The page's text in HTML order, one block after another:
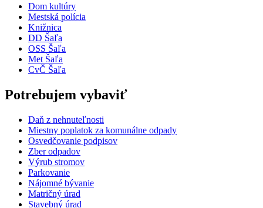
Dom kultúry
Mestská polícia
Knižnica
DD Šaľa
OSS Šaľa
Met Šaľa
CvČ Šaľa
Potrebujem vybaviť
Daň z nehnuteľnosti
Miestny poplatok za komunálne odpady
Osvedčovanie podpisov
Zber odpadov
Výrub stromov
Parkovanie
Nájomné bývanie
Matričný úrad
Stavebný úrad